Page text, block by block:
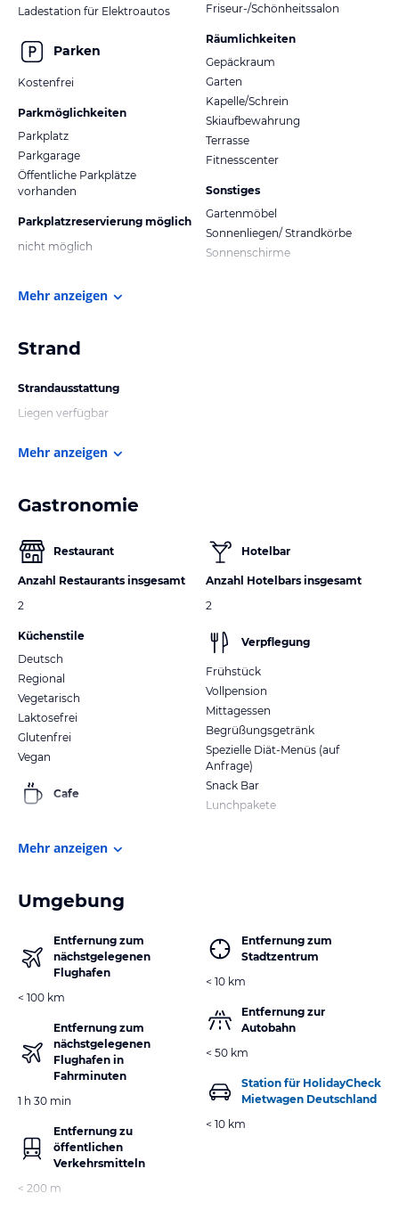
Ladestation für Elektroautos
Parken
Kostenfrei
Parkmöglichkeiten
Parkplatz
Parkgarage
Öffentliche Parkplätze
vorhanden
Parkplatzreservierung möglich
nicht möglich
Friseur-/Schönheitssalon
Räumlichkeiten
Gepäckraum
Garten
Kapelle/Schrein
Skiaufbewahrung
Terrasse
Fitnesscenter
Sonstiges
Gartenmöbel
Sonnenliegen/ Strandkörbe
Sonnenschirme
Mehr anzeigen
Strand
Strandausstattung
Liegen verfügbar
Mehr anzeigen
Gastronomie
Restaurant
Anzahl Restaurants insgesamt
2
Küchenstile
Deutsch
Regional
Vegetarisch
Laktosefrei
Glutenfrei
Vegan
Cafe
Hotelbar
Anzahl Hotelbars insgesamt
2
Verpflegung
Frühstück
Vollpension
Mittagessen
Begrüßungsgetränk
Spezielle Diät-Menüs (auf
Anfrage)
Snack Bar
Lunchpakete
Mehr anzeigen
Umgebung
Entfernung zum
nächstgelegenen
Flughafen
< 100 km
Entfernung zum
nächstgelegenen
Flughafen in
Fahrminuten
1 h 30 min
Entfernung zu
öffentlichen
Verkehrsmitteln
< 200 m
Entfernung zum
Stadtzentrum
< 10 km
Entfernung zur
Autobahn
< 50 km
Station für HolidayCheck
Mietwagen Deutschland
< 10 km